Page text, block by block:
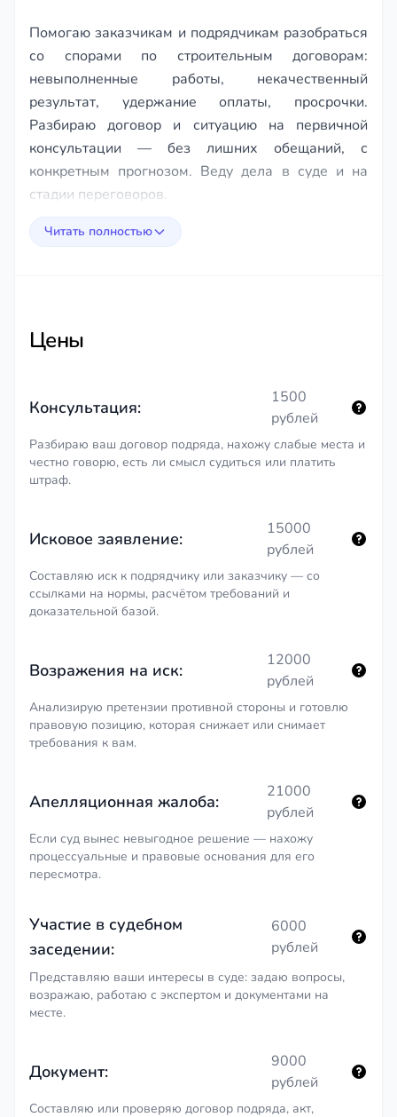
Помогаю заказчикам и подрядчикам разобраться
со спорами по строительным договорам:
невыполненные работы, некачественный
результат, удержание оплаты, просрочки.
Разбираю договор и ситуацию на первичной
консультации — без лишних обещаний, с
конкретным прогнозом. Веду дела в суде и на
стадии переговоров.
Читать полностью
Цены
Консультация:
1500
рублей
Разбираю ваш договор подряда, нахожу слабые места и
честно говорю, есть ли смысл судиться или платить
штраф.
Исковое заявление:
15000
рублей
Составляю иск к подрядчику или заказчику — со
ссылками на нормы, расчётом требований и
доказательной базой.
Возражения на иск:
12000
рублей
Анализирую претензии противной стороны и готовлю
правовую позицию, которая снижает или снимает
требования к вам.
Апелляционная жалоба:
21000
рублей
Если суд вынес невыгодное решение — нахожу
процессуальные и правовые основания для его
пересмотра.
Участие в судебном
заседении:
6000
рублей
Представляю ваши интересы в суде: задаю вопросы,
возражаю, работаю с экспертом и документами на
месте.
Документ:
9000
рублей
Составляю или проверяю договор подряда, акт,